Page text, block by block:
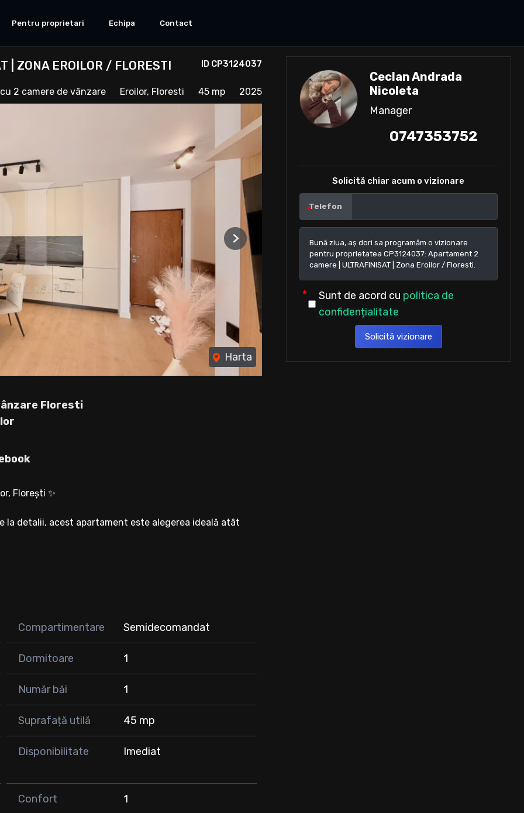
Pentru proprietari Echipa Contact
ID CP3124037
| ZONA EROILOR / FLORESTI
2 camere de vânzare Eroilor, Floresti 45 mp 2025
Harta
Next
Floresti
Florești ✨
la detalii, acest apartament este alegerea ideală atât
comun, magazine, restaurante, farmacii, școli și acces
sau socializare
Compartimentare Semidecomandat
Dormitoare 1
Număr băi 1
Suprafață utilă 45 mp
Disponibilitate Imediat
Confort 1
Ceclan Andrada
Nicoleta
Manager
0747353752
Solicită chiar acum o vizionare
Telefon
Sunt de acord cu politica de
confidențialitate
Solicită vizionare